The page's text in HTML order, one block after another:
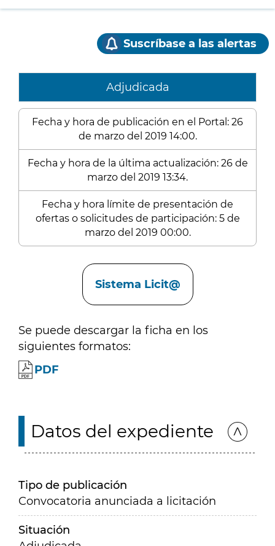
Suscríbase a las alertas
Adjudicada
Fecha y hora de publicación en el Portal: 26
de marzo del 2019 14:00.
Fecha y hora de la última actualización: 26 de
marzo del 2019 13:34.
Fecha y hora límite de presentación de
ofertas o solicitudes de participación: 5 de
marzo del 2019 00:00.
Sistema Licit@
Se puede descargar la ficha en los
siguientes formatos:
PDF
Datos del expediente
Tipo de publicación
Convocatoria anunciada a licitación
Situación